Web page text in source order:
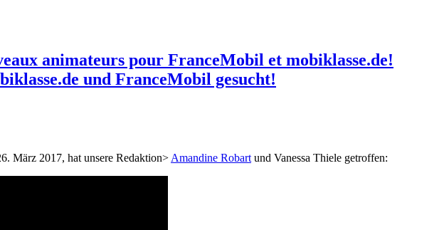
animateurs pour FranceMobil et mobiklasse.de!
und FranceMobil gesucht!
März 2017, hat unsere Redaktion> Amandine Robart und Vanessa Thiele getroffen: